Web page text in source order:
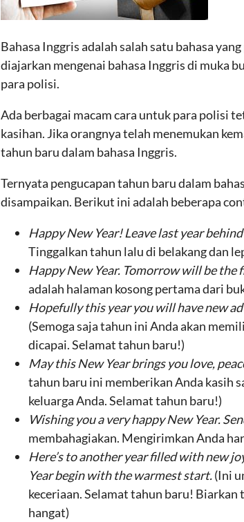
Bahasa Inggris adalah salah satu bahasa
diajarkan mengenai bahasa Inggris di muka
para polisi.
Ada berbagai macam cara untuk para polisi
kasihan. Jika orangnya telah menemukan
tahun baru dalam bahasa Inggris.
Ternyata pengucapan tahun baru dalam
disampaikan. Berikut ini adalah beberapa
Happy New Year! Leave last year
Tinggalkan tahun lalu di belakang dan
Happy New Year. Tomorrow will be the
adalah halaman kosong pertama dari
Hopefully this year you will have new
(Semoga saja tahun ini Anda akan
dicapai. Selamat tahun baru!)
May this New Year brings you love,
tahun baru ini memberikan Anda kasih
keluarga Anda. Selamat tahun baru!)
Wishing you a very happy New Year.
membahagiakan. Mengirimkan Anda
Here’s to another year filled with new
Year begin with the warmest start.(Ini
keceriaan. Selamat tahun baru!
hangat)